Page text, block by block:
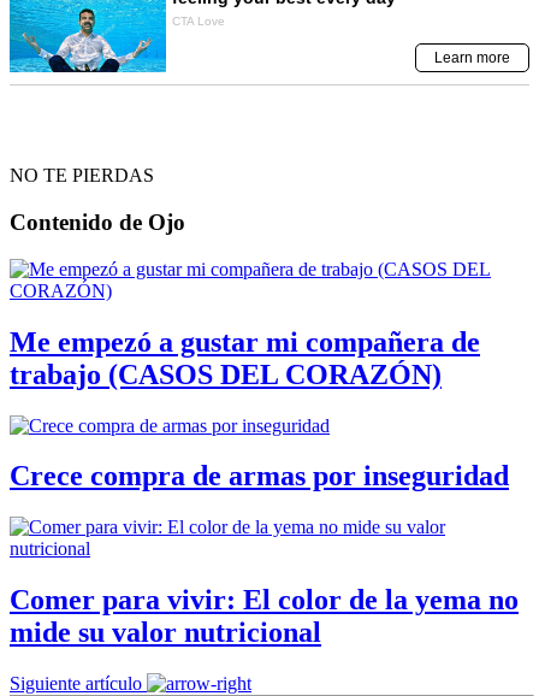
NO TE PIERDAS
Contenido de Ojo
Me empezó a gustar mi compañera de
trabajo (CASOS DEL CORAZÓN)
Crece compra de armas por inseguridad
Comer para vivir: El color de la yema no
mide su valor nutricional
Siguiente artículo